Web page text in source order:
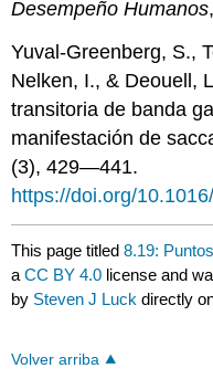
Desempeño Humanos
Yuval-Greenberg, S.,
Nelken, I., & Deouell,
transitoria de banda
manifestación de
(3), 429—441.
https://doi.org/
This page titled8.19:
aCC BY 4.0 license and
by Steven J Luck directly
Volver arriba